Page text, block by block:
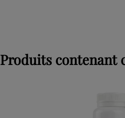
Produits contenant